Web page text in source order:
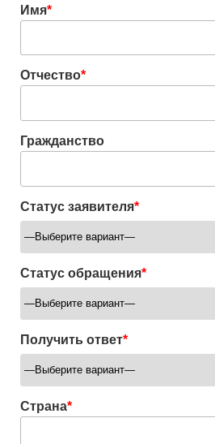
Имя*
Отчество*
Гражданство
Статус заявителя*
Статус обращения*
Получить ответ*
Страна*